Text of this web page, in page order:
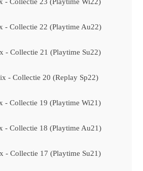
- Collectie 22 (Playtime Au22)
- Collectie 21 (Playtime Su22)
- Collectie 20 (Replay Sp22)
- Collectie 19 (Playtime Wi21)
- Collectie 18 (Playtime Au21)
- Collectie 17 (Playtime Su21)